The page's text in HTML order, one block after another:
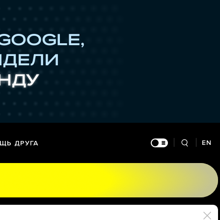
ДРУГА EN